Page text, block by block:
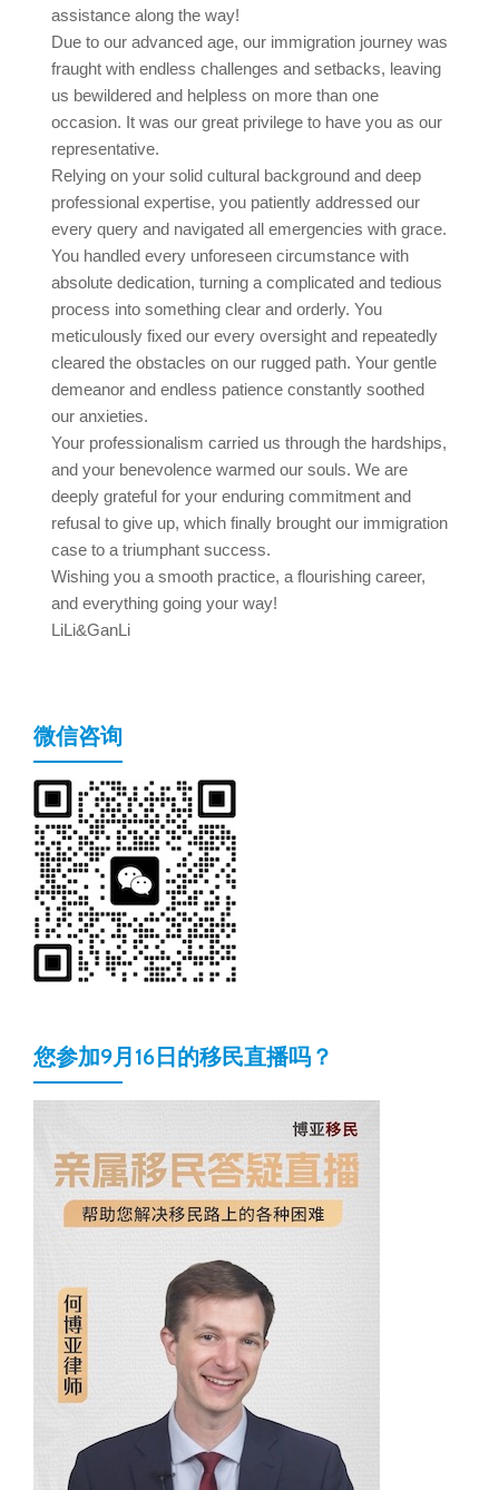
assistance along the way!
Due to our advanced age, our immigration journey was
fraught with endless challenges and setbacks, leaving
us bewildered and helpless on more than one
occasion. It was our great privilege to have you as our
representative.
Relying on your solid cultural background and deep
professional expertise, you patiently addressed our
every query and navigated all emergencies with grace.
You handled every unforeseen circumstance with
absolute dedication, turning a complicated and tedious
process into something clear and orderly. You
meticulously fixed our every oversight and repeatedly
cleared the obstacles on our rugged path. Your gentle
demeanor and endless patience constantly soothed
our anxieties.
Your professionalism carried us through the hardships,
and your benevolence warmed our souls. We are
deeply grateful for your enduring commitment and
refusal to give up, which finally brought our immigration
case to a triumphant success.
Wishing you a smooth practice, a flourishing career,
and everything going your way!
LiLi&GanLi
微信咨询
您参加9月16日的移民直播吗？